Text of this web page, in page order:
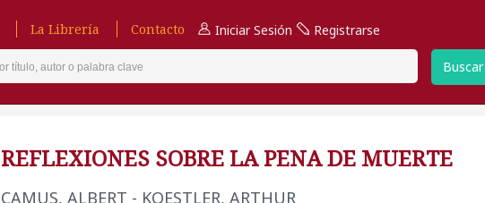
La Librería Contacto Iniciar Sesión Registrarse
Buscar
REFLEXIONES SOBRE LA PENA DE MUERTE
CAMUS, ALBERT - KOESTLER, ARTHUR